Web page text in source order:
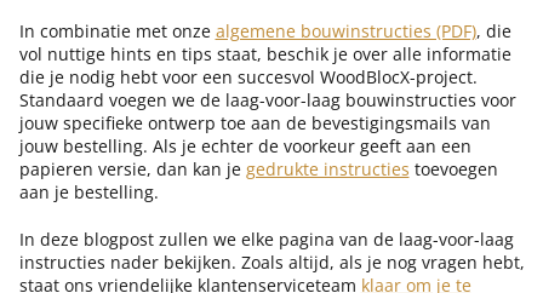
In combinatie met onze algemene bouwinstructies (PDF), die
vol nuttige hints en tips staat, beschik je over alle informatie
die je nodig hebt voor een succesvol WoodBlocX-project.
Standaard voegen we de laag-voor-laag bouwinstructies voor
jouw specifieke ontwerp toe aan de bevestigingsmails van
jouw bestelling. Als je echter de voorkeur geeft aan een
papieren versie, dan kan je gedrukte instructies toevoegen
aan je bestelling.
In deze blogpost zullen we elke pagina van de laag-voor-laag
instructies nader bekijken. Zoals altijd, als je nog vragen hebt,
staat ons vriendelijke klantenserviceteam klaar om je te